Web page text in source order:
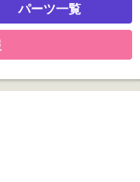
パーツ一覧